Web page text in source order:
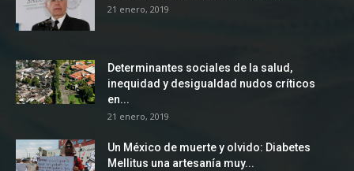
21 enero, 2019
Determinantes sociales de la salud,
inequidad y desigualdad nudos críticos
en...
21 enero, 2019
Un México de muerte y olvido: Diabetes
Mellitus una artesanía muy...